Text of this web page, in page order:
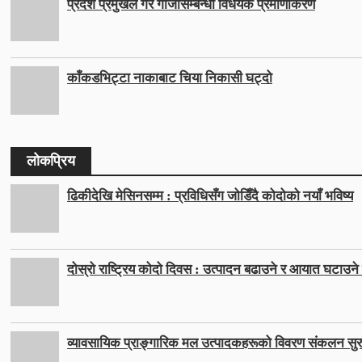
प्रदेश प्रमुखले गरे गाँजासम्बन्धी विधेयक प्रमाणीकरण
काँकडभिट्टा नाकाबाट चिया निकासी घट्दो
लोकप्रिय
ढिकीदेखि मेसिनसम्म : प्रविधिसँग जोडिँदै कोदोको नयाँ भविष्य
दोस्रो राष्ट्रिय कोदो दिवस : उत्पादन बढाउने र आयात घटाउने
व्यावसायिक प्राङ्गारिक मल उत्पादकहरूको विवरण संकलन